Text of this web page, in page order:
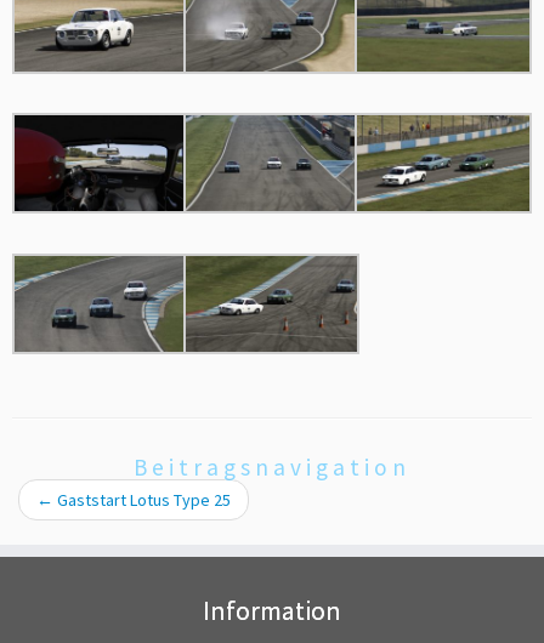
Beitragsnavigation
← Gaststart Lotus Type 25
Information